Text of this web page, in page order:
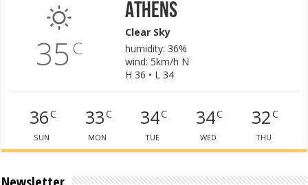
35C
Athens
Clear Sky
humidity: 36%
wind: 5km/h N
H 36 • L 34
36C
SUN
33C
MON
34C
TUE
34C
WED
32C
THU